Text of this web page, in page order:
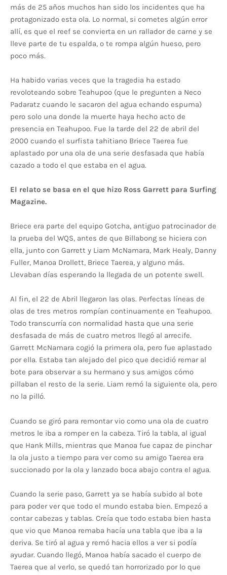
más de 25 años muchos han sido los incidentes que ha
protagonizado esta ola. Lo normal, si cometes algún error
allí, es que el reef se convierta en un rallador de carne y se
lleve parte de tu espalda, o te rompa algún hueso, pero
poco más.
Ha habido varias veces que la tragedia ha estado
revoloteando sobre Teahupoo (que le pregunten a Neco
Padaratz cuando le sacaron del agua echando espuma)
pero solo una donde la muerte haya hecho acto de
presencia en Teahupoo. Fue la tarde del 22 de abril del
2000 cuando el surfista tahitiano Briece Taerea fue
aplastado por una ola de una serie desfasada que había
cazado a todo el que estaba en el agua.
El relato se basa en el que hizo Ross Garrett para Surfing
Magazine.
Briece era parte del equipo Gotcha, antiguo patrocinador de
la prueba del WQS, antes de que Billabong se hiciera con
ella, junto con Garrett y Liam McNamara, Mark Healy, Danny
Fuller, Manoa Drollett, Briece Taerea, y alguno más.
Llevaban días esperando la llegada de un potente swell.
Al fin, el 22 de Abril llegaron las olas. Perfectas líneas de
olas de tres metros rompían continuamente en Teahupoo.
Todo transcurría con normalidad hasta que una serie
desfasada de más de cuatro metros llegó al arrecife.
Garrett McNamara cogió la primera ola, pero fue aplastado
por ella. Estaba tan alejado del pico que decidió remar al
bote para observar a su hermano y sus amigos cómo
pillaban el resto de la serie. Liam remó la siguiente ola, pero
no la pilló.
Cuando se giró para remontar vio como una ola de cuatro
metros le iba a romper en la cabeza. Tiró la tabla, al igual
que Hank Mills, mientras que Manoa fue capaz de pinchar
la ola justo a tiempo para ver como su amigo Taerea era
succionado por la ola y lanzado boca abajo contra el agua.
Cuando la serie paso, Garrett ya se había subido al bote
para poder ver que todo el mundo estaba bien. Empezó a
contar cabezas y tablas. Creía que todo estaba bien hasta
que vio que Manoa remaba hacía una tabla que iba a la
deriva. Se tiró al agua y remó hacia ellos a ver si podía
ayudar. Cuando llegó, Manoa había sacado el cuerpo de
Taerea que al verlo, se quedó tan horrorizado por lo que